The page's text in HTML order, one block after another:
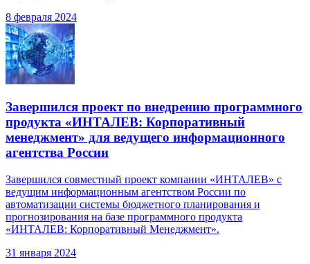
8 февраля 2024
Завершился проект по внедрению программного
продукта «ИНТАЛЕВ: Корпоративный
менеджмент» для ведущего информационного
агентства России
Завершился совместный проект компании «ИНТАЛЕВ» с
ведущим информационным агентством России по
автоматизации системы бюджетного планирования и
прогнозирования на базе программного продукта
«ИНТАЛЕВ: Корпоративный Менеджмент».
31 января 2024